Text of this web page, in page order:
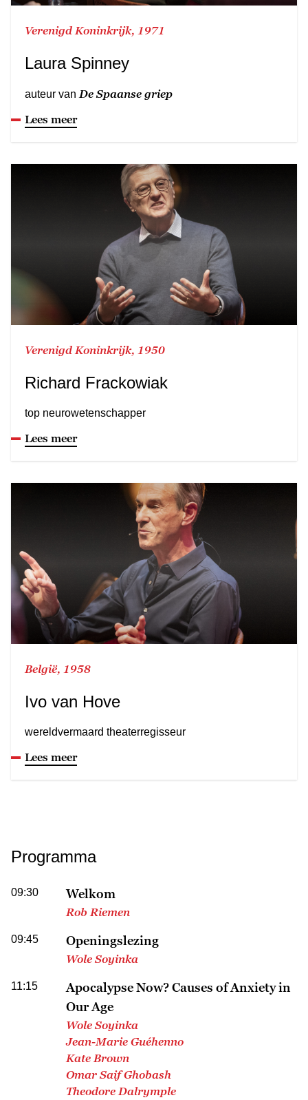
Verenigd Koninkrijk, 1971
Laura Spinney
auteur van De Spaanse griep
Lees meer
Verenigd Koninkrijk, 1950
Richard Frackowiak
top neurowetenschapper
Lees meer
België, 1958
Ivo van Hove
wereldvermaard theaterregisseur
Lees meer
Programma
09:30 Welkom
Rob Riemen
09:45 Openingslezing
Wole Soyinka
11:15
Apocalypse Now? Causes of Anxiety in
Our Age
Wole Soyinka
Jean-Marie Guéhenno
Kate Brown
Omar Saif Ghobash
Theodore Dalrymple